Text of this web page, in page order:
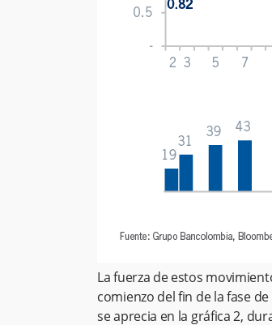
La fuerza de estos
comienzo del fin de la fase
se aprecia en la gráfica 2,